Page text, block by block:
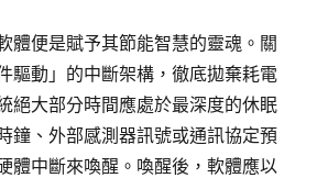
體便是賦予其節能智慧的靈魂。關
驅動」的中斷架構，徹底拋棄耗電
絕大部分時間應處於最深度的休眠
鐘、外部感測器訊號或通訊協定預
體中斷來喚醒。喚醒後，軟體應以